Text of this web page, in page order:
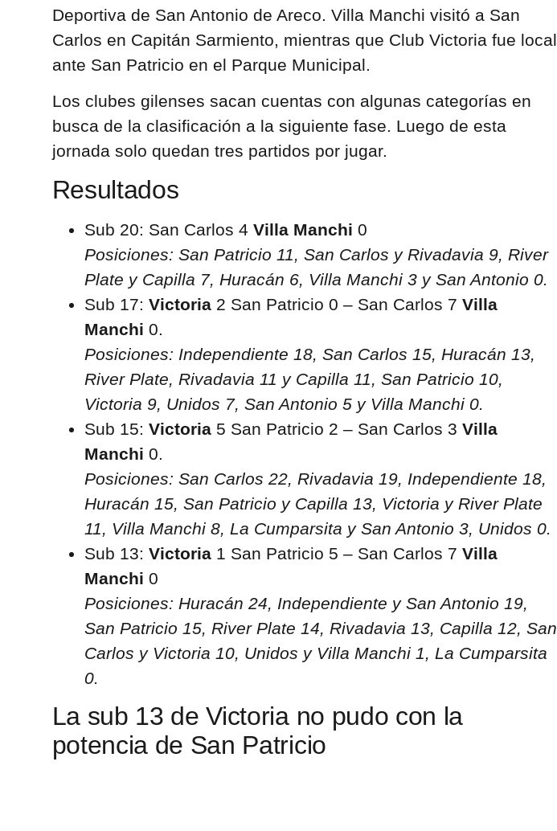
Deportiva de San Antonio de Areco. Villa Manchi visitó a San
Carlos en Capitán Sarmiento, mientras que Club Victoria fue local
ante San Patricio en el Parque Municipal.
Los clubes gilenses sacan cuentas con algunas categorías en
busca de la clasificación a la siguiente fase. Luego de esta
jornada solo quedan tres partidos por jugar.
Resultados
Sub 20: San Carlos 4 Villa Manchi 0
Posiciones: San Patricio 11, San Carlos y Rivadavia 9, River
Plate y Capilla 7, Huracán 6, Villa Manchi 3 y San Antonio 0.
Sub 17: Victoria 2 San Patricio 0 – San Carlos 7 Villa
Manchi 0.
Posiciones: Independiente 18, San Carlos 15, Huracán 13,
River Plate, Rivadavia 11 y Capilla 11, San Patricio 10,
Victoria 9, Unidos 7, San Antonio 5 y Villa Manchi 0.
Sub 15: Victoria 5 San Patricio 2 – San Carlos 3 Villa
Manchi 0.
Posiciones: San Carlos 22, Rivadavia 19, Independiente 18,
Huracán 15, San Patricio y Capilla 13, Victoria y River Plate
11, Villa Manchi 8, La Cumparsita y San Antonio 3, Unidos 0.
Sub 13: Victoria 1 San Patricio 5 – San Carlos 7 Villa
Manchi 0
Posiciones: Huracán 24, Independiente y San Antonio 19,
San Patricio 15, River Plate 14, Rivadavia 13, Capilla 12, San
Carlos y Victoria 10, Unidos y Villa Manchi 1, La Cumparsita
0.
La sub 13 de Victoria no pudo con la
potencia de San Patricio